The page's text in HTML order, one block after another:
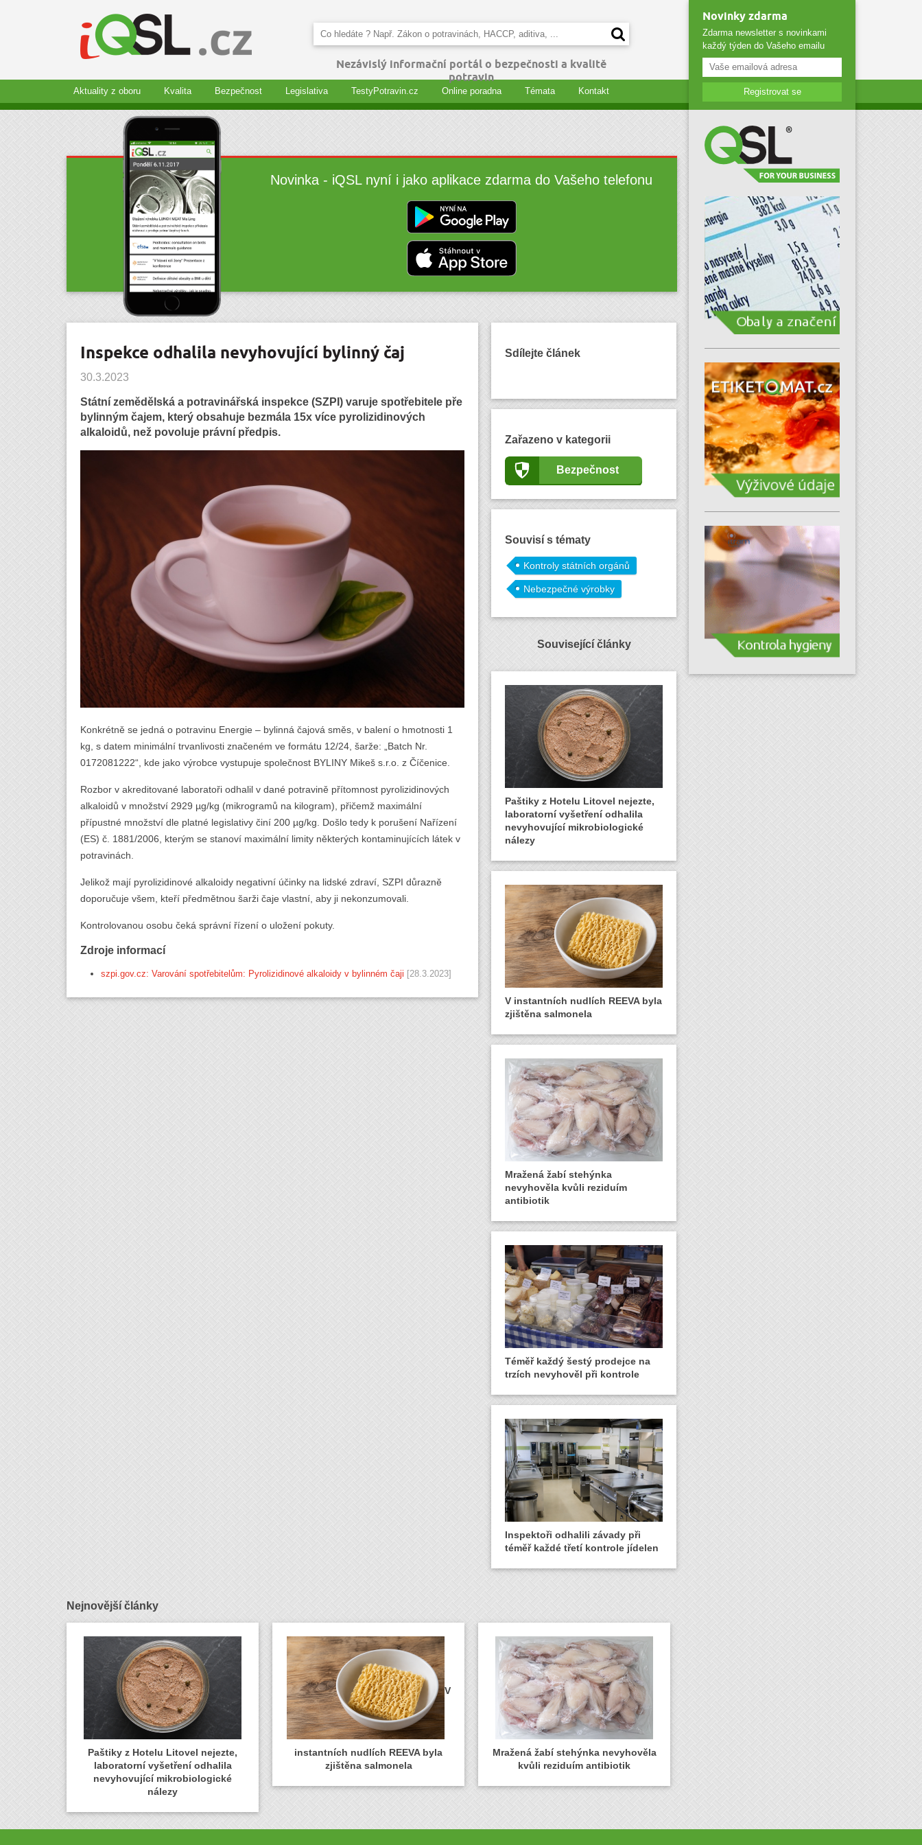
Nezávislý informační portál o bezpečnosti a kvalitě
potravin
Aktuality z oboru Kvalita Bezpečnost Legislativa TestyPotravin.cz Online poradna Témata Kontakt
Novinka - iQSL nyní i jako aplikace zdarma do Vašeho telefonu
Inspekce odhalila nevyhovující bylinný čaj
30.3.2023
Státní zemědělská a potravinářská inspekce (SZPI) varuje spotřebitele pře
bylinným čajem, který obsahuje bezmála 15x více pyrolizidinových
alkaloidů, než povoluje právní předpis.
Konkrétně se jedná o potravinu Energie – bylinná čajová směs, v balení o hmotnosti 1
kg, s datem minimální trvanlivosti značeném ve formátu 12/24, šarže: „Batch Nr.
0172081222“, kde jako výrobce vystupuje společnost BYLINY Mikeš s.r.o. z Číčenice.
Rozbor v akreditované laboratoři odhalil v dané potravině přítomnost pyrolizidinových
alkaloidů v množství 2929 µg/kg (mikrogramů na kilogram), přičemž maximální
přípustné množství dle platné legislativy činí 200 µg/kg. Došlo tedy k porušení Nařízení
(ES) č. 1881/2006, kterým se stanoví maximální limity některých kontaminujících látek v
potravinách.
Jelikož mají pyrolizidinové alkaloidy negativní účinky na lidské zdraví, SZPI důrazně
doporučuje všem, kteří předmětnou šarži čaje vlastní, aby ji nekonzumovali.
Kontrolovanou osobu čeká správní řízení o uložení pokuty.
Zdroje informací
szpi.gov.cz: Varování spotřebitelům: Pyrolizidinové alkaloidy v bylinném čaji [28.3.2023]
Sdílejte článek
Zařazeno v kategorii
Bezpečnost
Souvisí s tématy
Kontroly státních orgánů
Nebezpečné výrobky
Související články
Paštiky z Hotelu Litovel nejezte,
laboratorní vyšetření odhalila
nevyhovující mikrobiologické
nálezy
V instantních nudlích REEVA byla
zjištěna salmonela
Mražená žabí stehýnka
nevyhověla kvůli reziduím
antibiotik
Téměř každý šestý prodejce na
trzích nevyhověl při kontrole
Inspektoři odhalili závady při
téměř každé třetí kontrole jídelen
Nejnovější články
Paštiky z Hotelu Litovel nejezte,
laboratorní vyšetření odhalila
nevyhovující mikrobiologické
nálezy
V
instantních nudlích REEVA byla
zjištěna salmonela
Mražená žabí stehýnka nevyhověla
kvůli reziduím antibiotik
Novinky zdarma
Zdarma newsletter s novinkami
každý týden do Vašeho emailu
Registrovat se